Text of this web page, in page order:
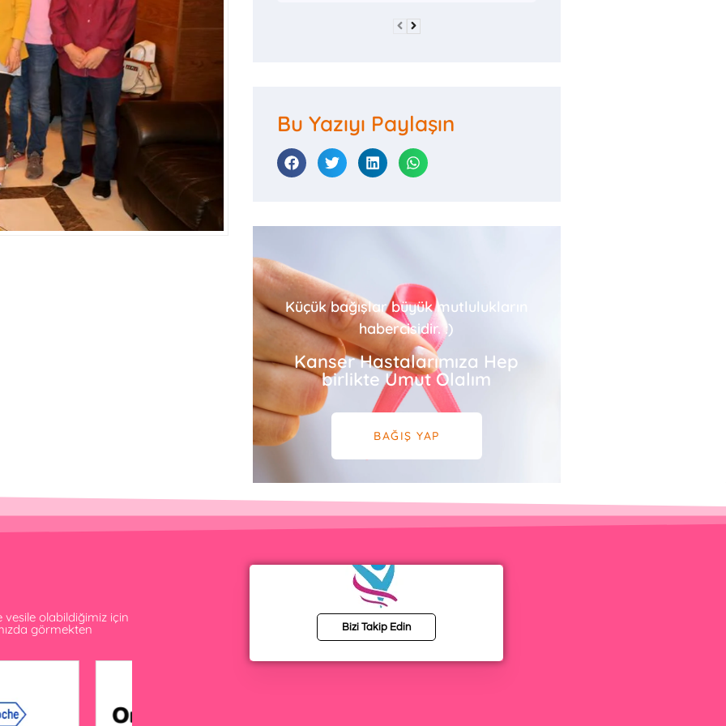
Bu Yazıyı Paylaşın
Küçük bağışlar büyük mutlulukların
habercisidir. :)
Kanser Hastalarımıza Hep
birlikte Umut Olalım
BAĞIŞ YAP
olabildiğimiz için
görmekten Bizi Takip Edin